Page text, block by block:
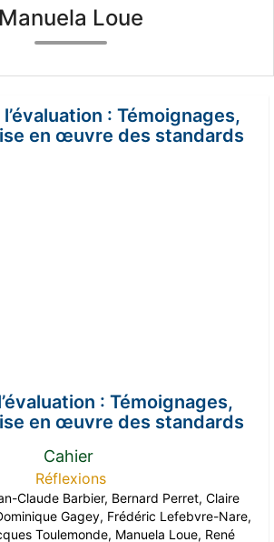
Manuela Loue
: Témoignages,
en œuvre des standards
Cahier
Réflexions
Claude Barbier, Bernard Perret, Claire
Gagey, Frédéric Lefebvre-Nare,
Toulemonde, Manuela Loue, René